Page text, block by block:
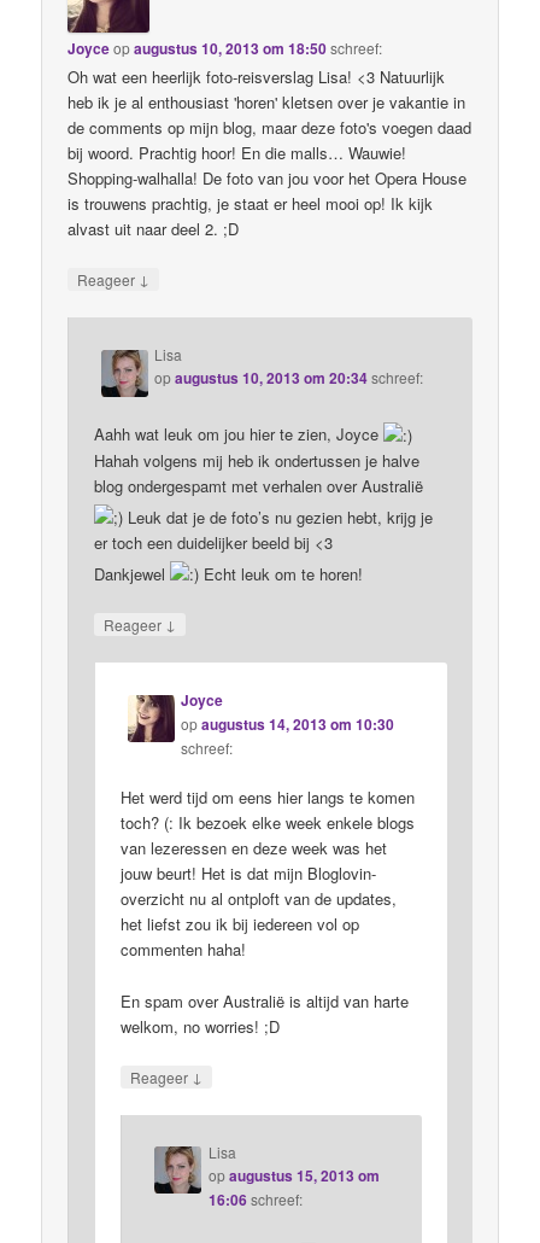
Joyceopaugustus 10, 2013 om 18:50schreef:
Oh wat een heerlijk foto-reisverslag Lisa! <3 Natuurlijk
heb ik je al enthousiast 'horen' kletsen over je vakantie in
de comments op mijn blog, maar deze foto's voegen daad
bij woord. Prachtig hoor! En die malls… Wauwie!
Shopping-walhalla! De foto van jou voor het Opera House
is trouwens prachtig, je staat er heel mooi op! Ik kijk
alvast uit naar deel 2. ;D
Reageer ↓
Lisa
opaugustus 10, 2013 om 20:34schreef:
Aahh wat leuk om jou hier te zien, Joyce
Hahah volgens mij heb ik ondertussen je halve
blog ondergespamt met verhalen over Australië
Leuk dat je de foto’s nu gezien hebt, krijg je
er toch een duidelijker beeld bij <3
Dankjewel
Echt leuk om te horen!
Reageer ↓
Joyce
opaugustus 14, 2013 om 10:30
schreef:
Het werd tijd om eens hier langs te komen
toch? (: Ik bezoek elke week enkele blogs
van lezeressen en deze week was het
jouw beurt! Het is dat mijn Bloglovin-
overzicht nu al ontploft van de updates,
het liefst zou ik bij iedereen vol op
commenten haha!
En spam over Australië is altijd van harte
welkom, no worries! ;D
Reageer ↓
Lisa
opaugustus 15, 2013 om
16:06 schreef: